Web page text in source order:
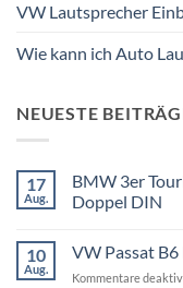
VW Lautsprecher
Wie kann ich Auto
NEUESTE
17
Aug.
BMW 3er
Doppel DIN
zu
3er
10
Aug.
VW Passat
Kommentare